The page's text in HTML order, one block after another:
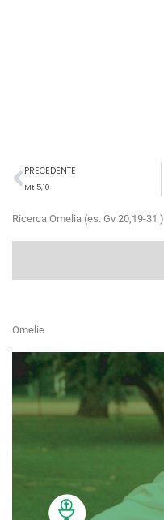
Precedente
PRECEDENTE
Mt 5,10
Ricerca Omelia (es. Gv 20,19-31 )
Omelie